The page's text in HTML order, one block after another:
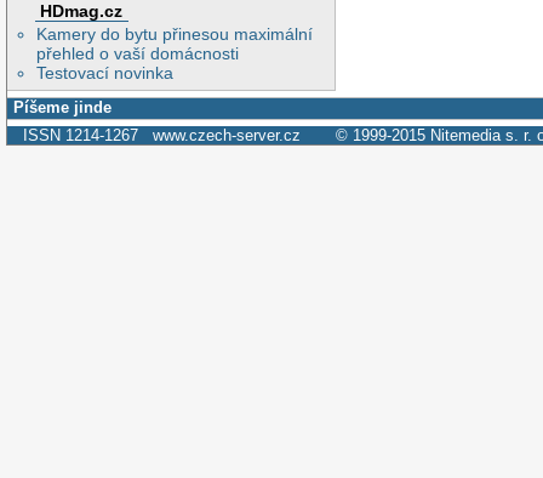
HDmag.cz
Kamery do bytu přinesou maximální
přehled o vaší domácnosti
Testovací novinka
Píšeme jinde
ISSN 1214-1267 www.czech-server.cz © 1999-2015 Nitemedia s. r.